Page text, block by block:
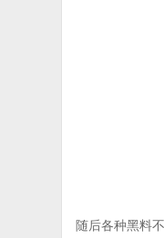
随后各种黑料